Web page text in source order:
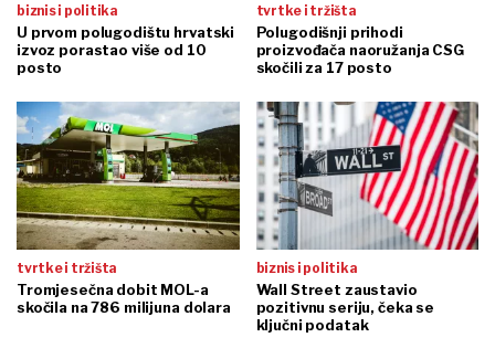
biznis i politika
U prvom polugodištu hrvatski
izvoz porastao više od 10
posto
tvrtke i tržišta
Polugodišnji prihodi
proizvođača naoružanja CSG
skočili za 17 posto
tvrtke i tržišta
Tromjesečna dobit MOL-a
skočila na 786 milijuna dolara
biznis i politika
Wall Street zaustavio
pozitivnu seriju, čeka se
ključni podatak